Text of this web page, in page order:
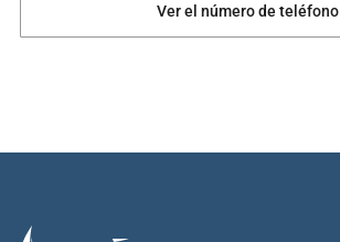
Ver el número de teléfono